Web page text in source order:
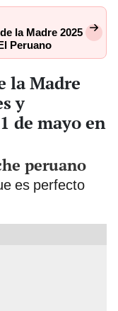
la Madre 2025
Peruano
la Madre
y
de mayo en
peruano
es perfecto